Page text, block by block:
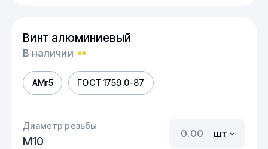
Винт алюминиевый
В наличии
АМг5 ГОСТ 1759.0-87
Диаметр резьбы
М10
шт